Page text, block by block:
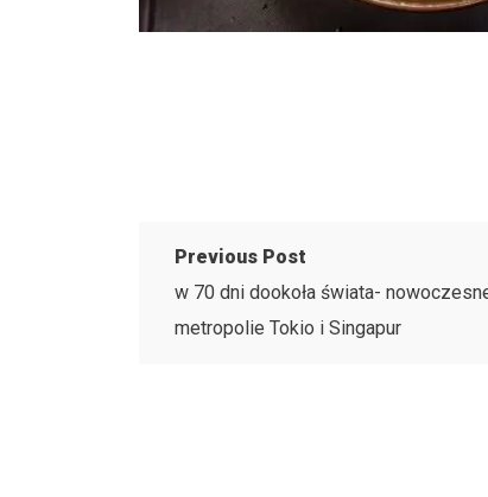
Previous Post
w 70 dni dookoła świata-
metropolie Tokio i Singapur